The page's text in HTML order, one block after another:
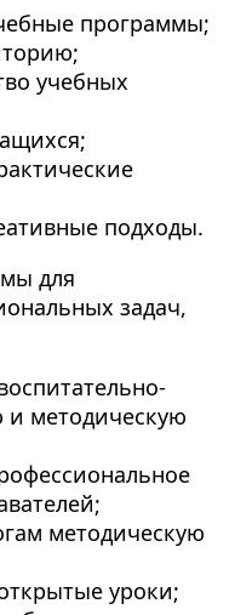
программы;
учебных
подходы.
для
задач,
и методическую
методическую
уроки;